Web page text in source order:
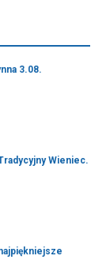
3.08.
Wieniec.